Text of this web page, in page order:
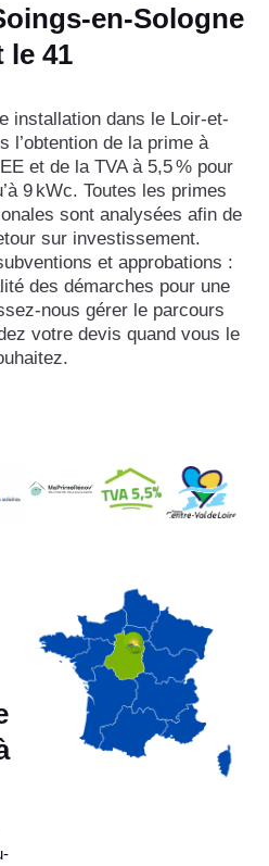
en-Sologne
le 41
installation dans le Loir-et-
l’obtention de la prime à
et de la TVA à 5,5 % pour
9 kWc. Toutes les primes
sont analysées afin de
sur investissement.
et approbations :
des démarches pour une
nous gérer le parcours
votre devis quand vous le